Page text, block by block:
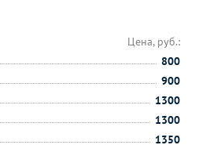
Цена, руб.:
800
900
1300
1300
1350